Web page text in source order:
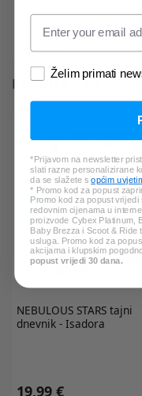
11,99 €
PROVJERITE I
NEBULOUS STARStajni
dnevnik - Isadora
19,99 €
Želim primati
*Prijavom na newsletter
slati razne personalizirane
da se slažete sopćim
* Promo kod za popust
Promo kod za popust
redovnim cijenama u
proizvode Cybex Platinum,
Baby Brezza i Scoot &
usluga. Promo kod za
akcijama i klupskim
popust vrijedi 30 dana.